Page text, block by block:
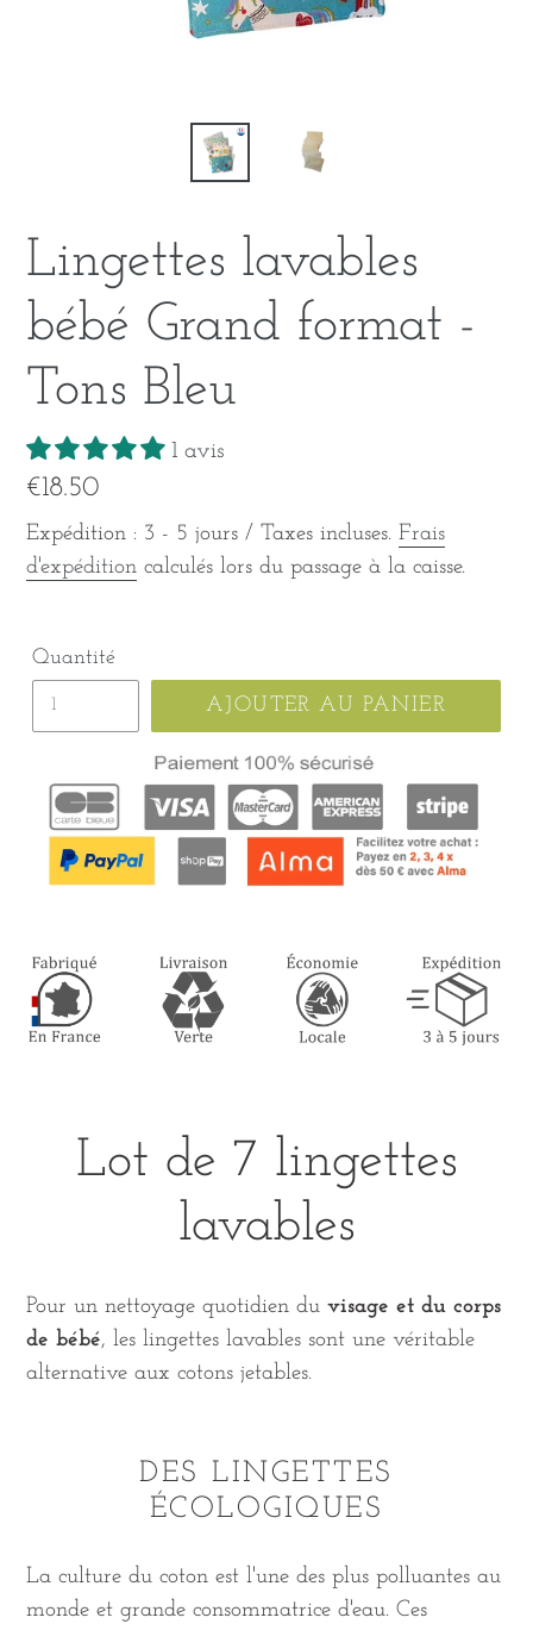
Lingettes lavables
bébé Grand format -
Tons Bleu
1 avis
Prix
normal
€18.50
Expédition : 3 - 5 jours / Taxes incluses. Frais
d'expédition calculés lors du passage à la caisse.
Quantité
AJOUTER AU PANIER
Lot de 7 lingettes
lavables
Pour un nettoyage quotidien du visage et du corps
de bébé, les lingettes lavables sont une véritable
alternative aux cotons jetables.
DES LINGETTES
ÉCOLOGIQUES
La culture du coton est l'une des plus polluantes au
monde et grande consommatrice d'eau. Ces